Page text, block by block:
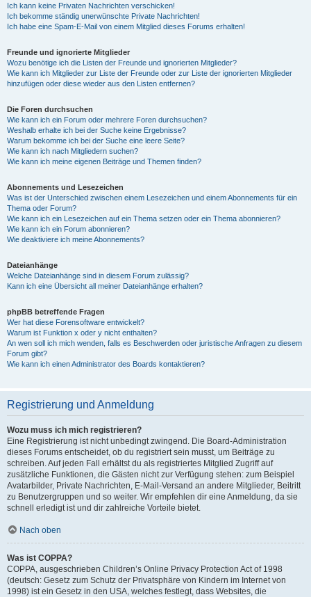
Ich kann keine Privaten Nachrichten verschicken!
Ich bekomme ständig unerwünschte Private Nachrichten!
Ich habe eine Spam-E-Mail von einem Mitglied dieses Forums erhalten!
Freunde und ignorierte Mitglieder
Wozu benötige ich die Listen der Freunde und ignorierten Mitglieder?
Wie kann ich Mitglieder zur Liste der Freunde oder zur Liste der ignorierten Mitglieder
hinzufügen oder diese wieder aus den Listen entfernen?
Die Foren durchsuchen
Wie kann ich ein Forum oder mehrere Foren durchsuchen?
Weshalb erhalte ich bei der Suche keine Ergebnisse?
Warum bekomme ich bei der Suche eine leere Seite?
Wie kann ich nach Mitgliedern suchen?
Wie kann ich meine eigenen Beiträge und Themen finden?
Abonnements und Lesezeichen
Was ist der Unterschied zwischen einem Lesezeichen und einem Abonnements für ein
Thema oder Forum?
Wie kann ich ein Lesezeichen auf ein Thema setzen oder ein Thema abonnieren?
Wie kann ich ein Forum abonnieren?
Wie deaktiviere ich meine Abonnements?
Dateianhänge
Welche Dateianhänge sind in diesem Forum zulässig?
Kann ich eine Übersicht all meiner Dateianhänge erhalten?
phpBB betreffende Fragen
Wer hat diese Forensoftware entwickelt?
Warum ist Funktion x oder y nicht enthalten?
An wen soll ich mich wenden, falls es Beschwerden oder juristische Anfragen zu diesem
Forum gibt?
Wie kann ich einen Administrator des Boards kontaktieren?
Registrierung und Anmeldung
Wozu muss ich mich registrieren?
Eine Registrierung ist nicht unbedingt zwingend. Die Board-Administration
dieses Forums entscheidet, ob du registriert sein musst, um Beiträge zu
schreiben. Auf jeden Fall erhältst du als registriertes Mitglied Zugriff auf
zusätzliche Funktionen, die Gästen nicht zur Verfügung stehen: zum Beispiel
Avatarbilder, Private Nachrichten, E-Mail-Versand an andere Mitglieder, Beitritt
zu Benutzergruppen und so weiter. Wir empfehlen dir eine Anmeldung, da sie
schnell erledigt ist und dir zahlreiche Vorteile bietet.
Nach oben
Was ist COPPA?
COPPA, ausgeschrieben Children’s Online Privacy Protection Act of 1998
(deutsch: Gesetz zum Schutz der Privatsphäre von Kindern im Internet von
1998) ist ein Gesetz in den USA, welches festlegt, dass Websites, die